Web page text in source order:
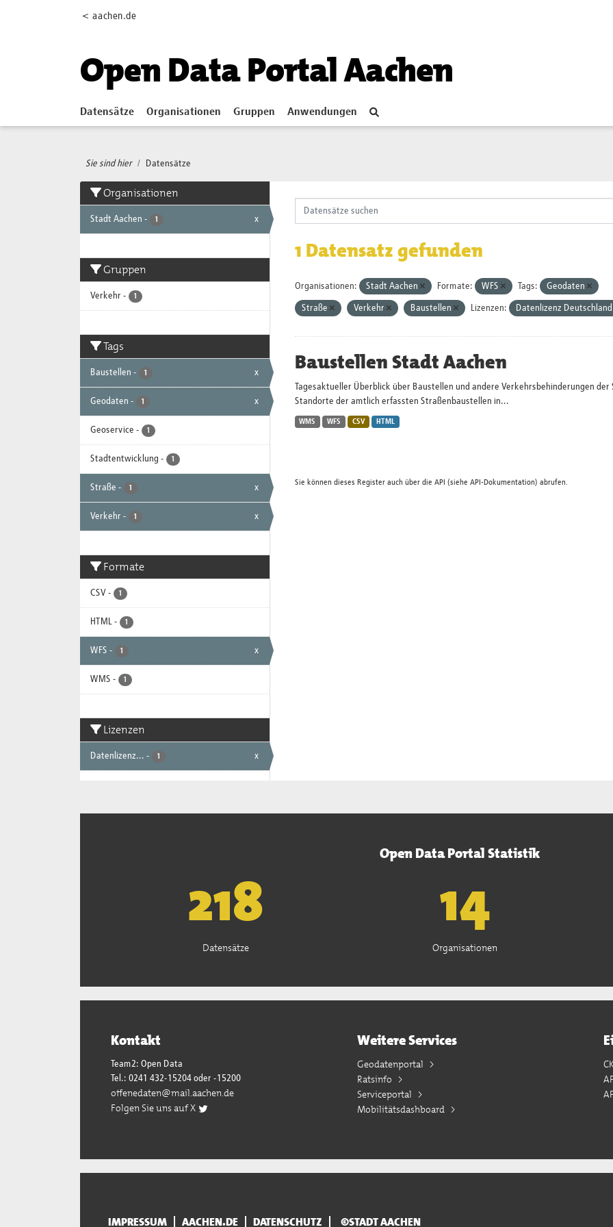
< aachen.de
Open Data Portal Aachen
Datensätze Organisationen Gruppen Anwendungen
Sie sind hier Datensätze
Organisationen
Stadt Aachen - 1 x
Gruppen
Verkehr - 1
Tags
Baustellen - 1 x
Geodaten - 1 x
Geoservice - 1
Stadtentwicklung - 1
Straße - 1 x
Verkehr - 1 x
Formate
CSV - 1
HTML - 1
WFS - 1 x
WMS - 1
Lizenzen
Datenlizenz... - 1 x
1 Datensatz gefunden
Organisationen: Stadt Aachen Formate: WFS Tags: Geodaten
Straße Verkehr Baustellen Lizenzen: Datenlizenz
Baustellen Stadt Aachen
Tagesaktueller Überblick über Baustellen und andere Verkehrsbehinderungen
Standorte der amtlich erfassten Straßenbaustellen in...
WMS WFS CSV HTML
Sie können dieses Register auch über die API (siehe API-Dokumentation) abrufen.
Open Data Portal Statistik
221
Datensätze
15
Organisationen
Kontakt
Team2: Open Data
Tel.: 0241 432-15204 oder -15200
offenedaten@mail.aachen.de
Folgen Sie uns auf X
Weitere Services
Geodatenportal
Ratsinfo
Serviceportal
Mobilitätsdashboard
IMPRESSUM AACHEN.DE DATENSCHUTZ ©STADT AACHEN